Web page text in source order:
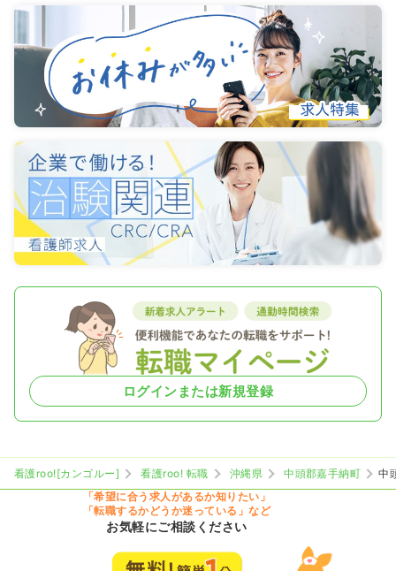
ログインまたは新規登録
看護roo![カンゴルー] 看護roo! 転職 沖縄県 中頭郡嘉手納町
中
「希望に合う求人があるか知りたい」
「転職するかどうか迷っている」など
お気軽にご相談ください